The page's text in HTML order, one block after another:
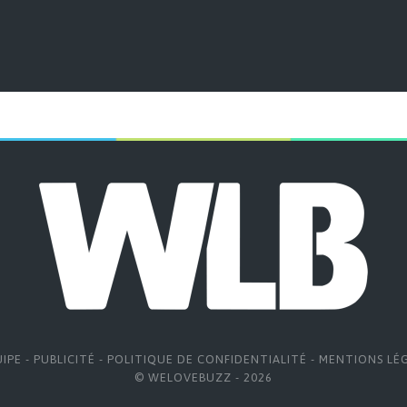
- PUBLICITÉ - POLITIQUE DE CONFIDENTIALITÉ - MENTIONS
© WELOVEBUZZ - 2026